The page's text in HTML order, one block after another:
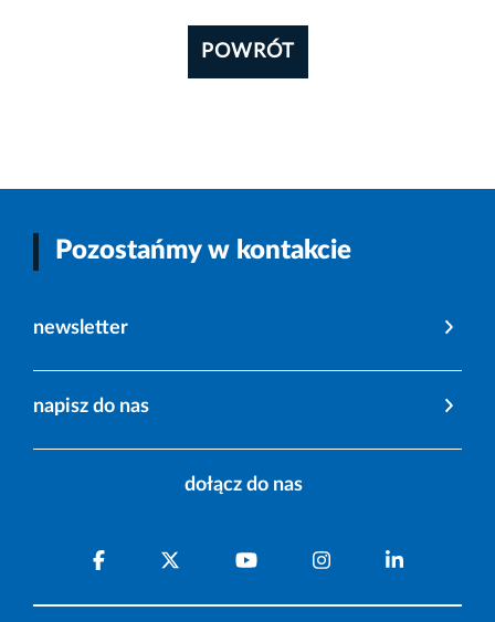
POWRÓT
Pozostańmy w kontakcie
newsletter
napisz do nas
dołącz do nas